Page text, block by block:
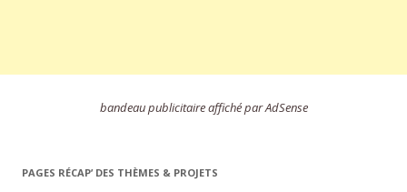
bandeau publicitaire affiché par AdSense
PAGES RÉCAP’ DES THÈMES & PROJETS